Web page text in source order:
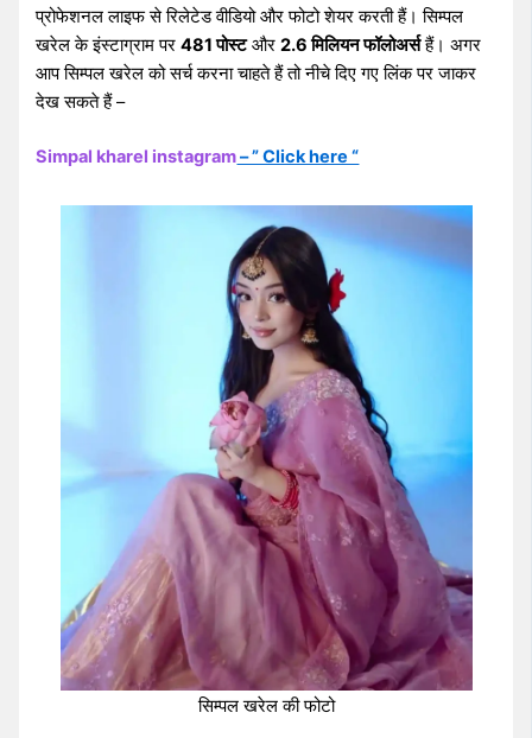
प्रोफेशनल लाइफ से रिलेटेड वीडियो और फोटो शेयर करती हैं। सिम्पल
खरेल के इंस्टाग्राम पर481 पोस्टऔर2.6 मिलियन फॉलोअर्सहैं। अगर
आप सिम्पल खरेल को सर्च करना चाहते हैं तो नीचे दिए गए लिंक पर जाकर
देख सकते हैं –
Simpal kharel instagram– ” Click here “
सिम्पल खरेल की फोटो